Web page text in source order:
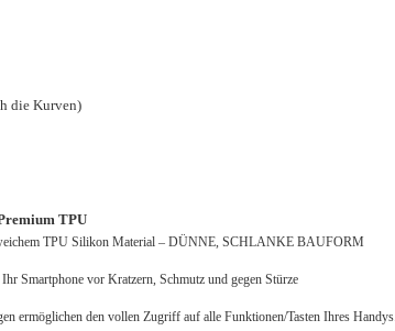
die Kurven)
TPU
TPU Silikon Material – DÜNNE, SCHLANKE BAUFORM
Smartphone vor Kratzern, Schmutz und gegen Stürze
ermöglichen den vollen Zugriff auf alle Funktionen/Tasten Ihres Handys.